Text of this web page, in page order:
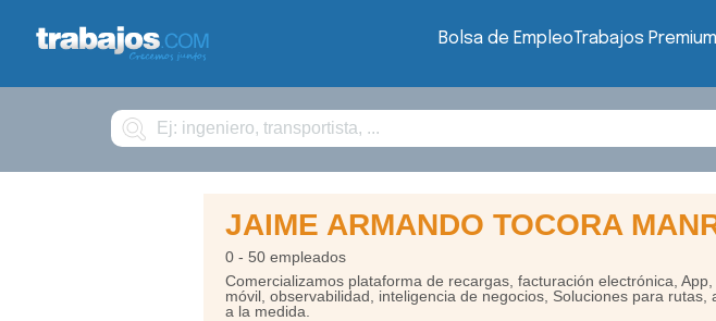
Bolsa de EmpleoTrabajos Premium
Buscar
JAIME ARMANDO TOCORA
0 - 50 empleados
Comercializamos plataforma de recargas, facturación electrónica,
móvil, observabilidad, inteligencia de negocios, Soluciones para
a la medida.